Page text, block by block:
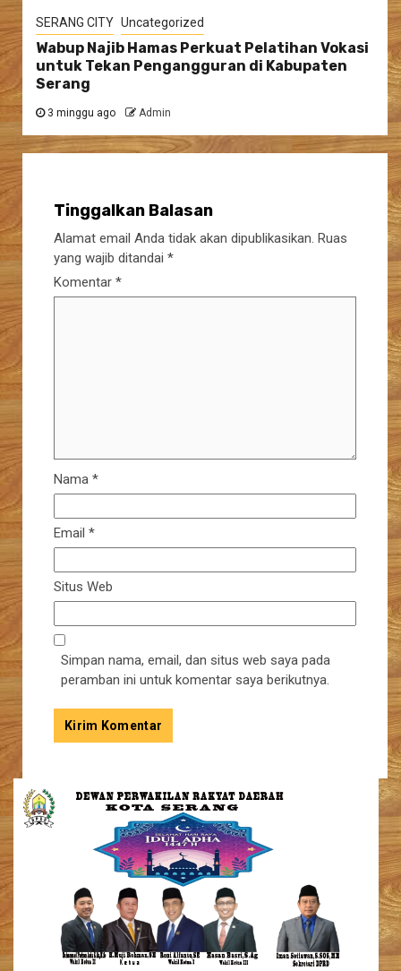
SERANG CITY Uncategorized
Wabup Najib Hamas Perkuat Pelatihan Vokasi
untuk Tekan Pengangguran di Kabupaten
Serang
3 minggu ago Admin
Tinggalkan Balasan
Alamat email Anda tidak akan dipublikasikan. Ruas
yang wajib ditandai *
Komentar *
Nama *
Email *
Situs Web
Simpan nama, email, dan situs web saya pada
peramban ini untuk komentar saya berikutnya.